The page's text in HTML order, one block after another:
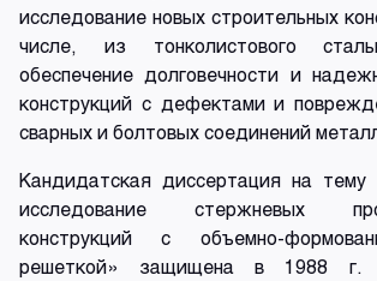
исследование новых строительных
числе, из тонколистового
обеспечение долговечности и
конструкций с дефектами и
сварных и болтовых соединений
Кандидатская диссертация на тему
исследование стержневых
конструкций с объемно-
решеткой» защищена в 1988